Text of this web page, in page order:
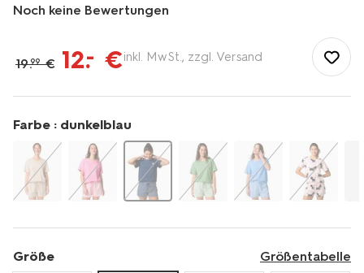
Noch keine Bewertungen
de/damen-
herren/damen-
pyjama/damen-
nachtwaesche/damen-
kurz-
pyjama-
aus-
jersey-
mit-
19.99 € 12.– €inkl. MwSt., zzgl. Versand
Farbe : dunkelblau
Größe Größentabelle